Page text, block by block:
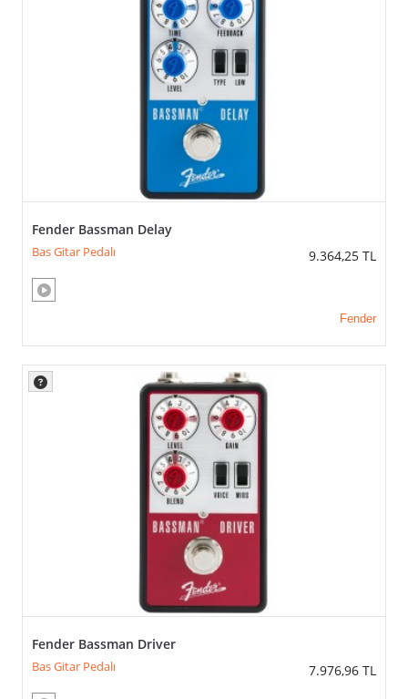
Fender Bassman Delay
Bas Gitar Pedalı 9.364,25 TL
Fender
Fender Bassman Driver
Bas Gitar Pedalı 7.976,96 TL